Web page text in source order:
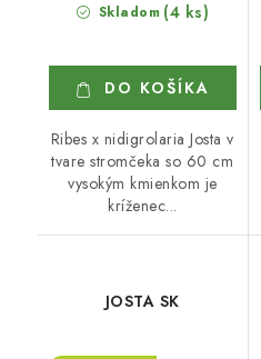
Skladom (4 ks)
DO KOŠÍKA
Ribes x nidigrolaria Josta v
tvare stromčeka so 60 cm
vysokým kmienkom je
kríženec...
JOSTA SK